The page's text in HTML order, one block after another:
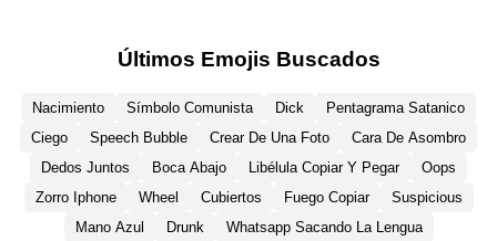
Últimos Emojis Buscados
Nacimiento Símbolo Comunista Dick
Pentagrama Satanico
Ciego
Speech Bubble Crear De Una Foto
Cara De Asombro
Dedos Juntos
Boca Abajo Libélula Copiar Y Pegar
Oops
Zorro Iphone
Wheel Cubiertos Fuego Copiar
Suspicious
Mano Azul
Drunk Whatsapp Sacando La Lengua